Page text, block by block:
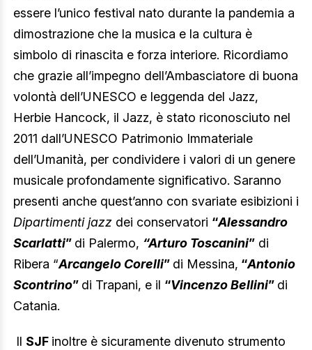
essere l’unico festival nato durante la pandemia a
dimostrazione che la musica e la cultura è
simbolo di rinascita e forza interiore. Ricordiamo
che grazie all’impegno dell’Ambasciatore di buona
volontà dell’UNESCO e leggenda del Jazz,
Herbie Hancock, il Jazz, è stato riconosciuto nel
2011 dall’UNESCO Patrimonio Immateriale
dell’Umanità, per condividere i valori di un genere
musicale profondamente significativo. Saranno
presenti anche quest’anno con svariate esibizioni i
Dipartimenti jazz dei conservatori “Alessandro
Scarlatti” di Palermo, “Arturo Toscanini” di
Ribera “Arcangelo Corelli” di Messina, “Antonio
Scontrino” di Trapani, e il “Vincenzo Bellini” di
Catania.
Il SJF inoltre è sicuramente divenuto strumento